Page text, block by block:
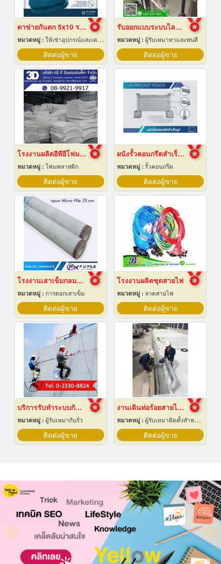
ตาข่ายกันตก 5x10 ราคาถูก
หมวดหมู่ : ให้เช่าอุปกรณ์และเครื่องใช้สำหรับผู้รับเหมาก่อสร้าง
ติดต่อผู้ขาย
รับออกแบบระบบไลน์ชุบชิ้นงานอุตสาหกรรม
หมวดหมู่ : ผู้รับเหมาทาและพ่นสี
ติดต่อผู้ขาย
โรงงานผลิตอีพีอีโฟมชลบุรี
หมวดหมู่ : โฟมพลาสติก
ติดต่อผู้ขาย
ผนังรั้วคอนกรีตสำเร็จรูป
หมวดหมู่ : รั้วคอนกรีต
ติดต่อผู้ขาย
โรงงานเสาเข็มกลมสปัน 25 ซม
หมวดหมู่ : การตอกเสาเข็ม
ติดต่อผู้ขาย
โรงงานผลิตชุดสายไฟ
หมวดหมู่ : ลวดสายไฟ
ติดต่อผู้ขาย
บริการรับทำระบบกันซึม
หมวดหมู่ : ผู้รับเหมากันรั่ว
ติดต่อผู้ขาย
งานเดินท่อร้อยสายไฟฟ้า ระยอง
หมวดหมู่ : ผู้รับเหมาติดตั้งสำหรับบ้านและโรงงานไฟฟ้า
ติดต่อผู้ขาย